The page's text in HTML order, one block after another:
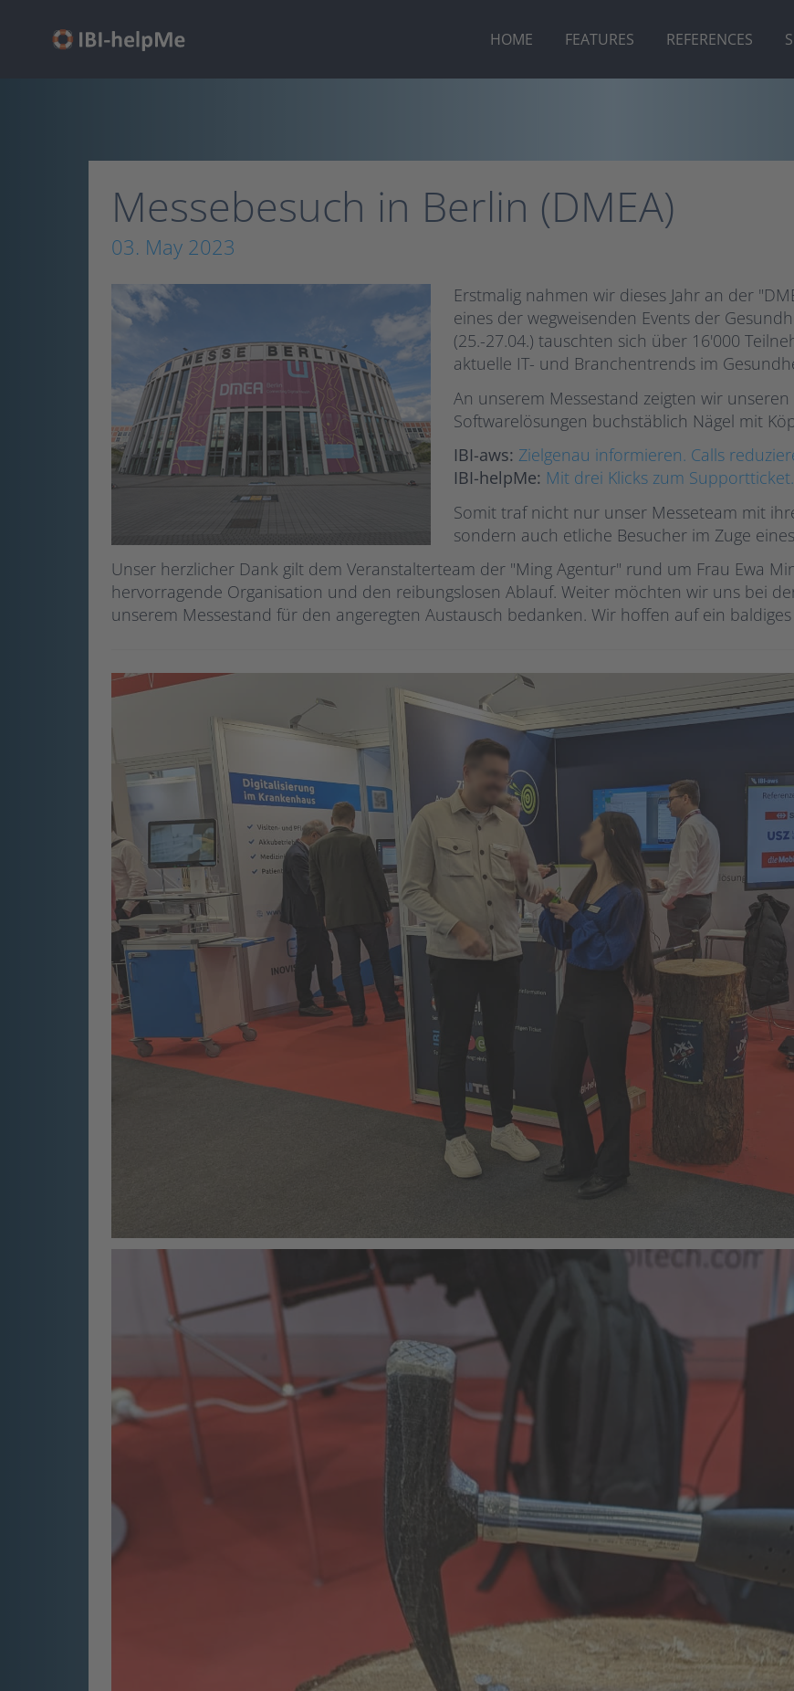
HOME FEATURES REFERENCES
Messebesuch in Berlin (DMEA)
03. May 2023
Erstmalig nahmen wir dieses Jahr an der
eines der wegweisenden Events der
(25.-27.04.) tauschten sich über 16'000
aktuelle IT- und Branchentrends im
An unserem Messestand zeigten wir unseren
Softwarelösungen buchstäblich Nägel mit
IBI-aws: Zielgenau informieren. Calls
IBI-helpMe: Mit drei Klicks zum Supportticket.
Somit traf nicht nur unser Messeteam mit
sondern auch etliche Besucher im Zuge
Unser herzlicher Dank gilt dem Veranstalterteam der "Ming Agentur" rund um Frau Ewa
hervorragende Organisation und den reibungslosen Ablauf. Weiter möchten wir uns bei
unserem Messestand für den angeregten Austausch bedanken. Wir hoffen auf ein